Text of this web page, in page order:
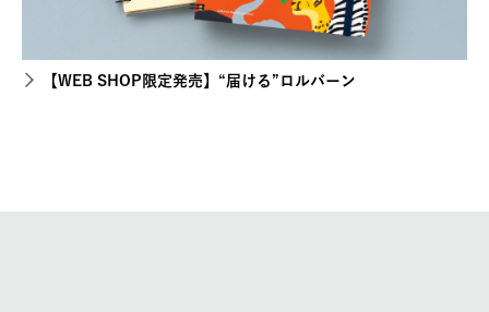
【WEB SHOP限定発売】“届ける”ロルバーン